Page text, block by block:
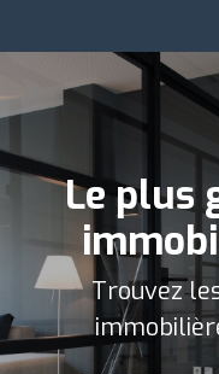
Le plus
Trouvez